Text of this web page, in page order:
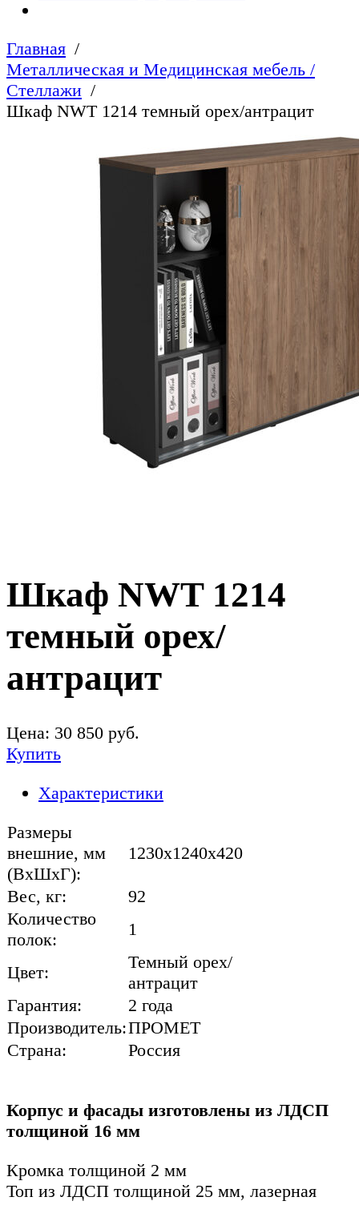
Главная
Металлическая и Медицинская мебель /
Стеллажи
Шкаф NWT 1214 темный орех/антрацит
Шкаф NWT 1214
темный орех/
антрацит
Цена: 30 850 руб.
Купить
Характеристики
Размеры
внешние, мм
(ВхШхГ):
1230x1240x420
Вес, кг:
92
Количество
полок:
1
Цвет:
Темный орех/
антрацит
Гарантия:
2 года
Производитель:ПРОМЕТ
Страна:
Россия
Корпус и фасады изготовлены из ЛДСП
толщиной 16 мм
Кромка толщиной 2 мм
Топ из ЛДСП толщиной 25 мм, лазерная